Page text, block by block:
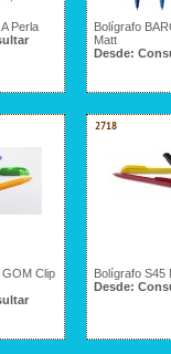
Perla
Bolígrafo
Matt
Desde:
GOM Clip
2718
Bolígrafo S45
Desde: